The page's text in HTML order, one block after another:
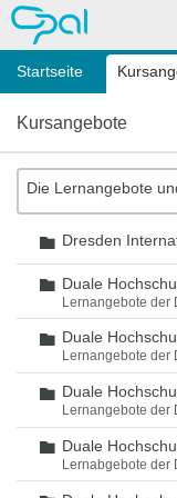
OPAL
Startseite
Kursangebote
Die Lernangebote
Ordner
Dresden
Ordner
Duale
Lernangebote
Ordner
Duale
Lernangebote der
Ordner
Duale
Lernangebote
Ordner
Duale
Lernabgebote